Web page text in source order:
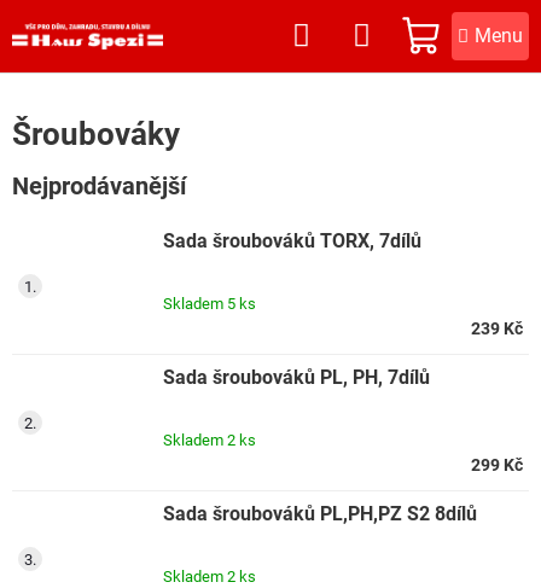
na
NÁKUPNÍ
KOŠÍK
Šroubováky
Nejprodávanější
Sada šroubováků TORX, 7dílů
Skladem 5 ks
239 Kč
Sada šroubováků PL, PH, 7dílů
Skladem 2 ks
299 Kč
Sada šroubováků PL,PH,PZ S2 8dílů
Skladem 2 ks